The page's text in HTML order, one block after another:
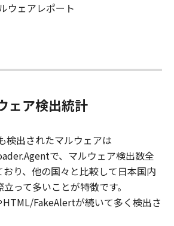
ウェアレポート
ェア検出統計
検出されたマルウェアは
で、マルウェア検出数全
り、他の国々と比較して日本国内
って多いことが特徴です。
FakeAlertが続いて多く検出さ